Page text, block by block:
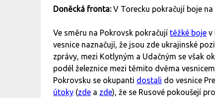
Doněcká fronta:V Torecku pokračují boje
Ve směru na Pokrovsk pokračují těžké boje v
vesnice naznačují, že jsou zde ukrajinské
zprávy, mezi Kotlyným a Udačným se však
podél železnice mezi těmito dvěma
Pokrovsku se okupanti dostali do vesnice
útoky (zde a zde), že se Rusové pokoušejí